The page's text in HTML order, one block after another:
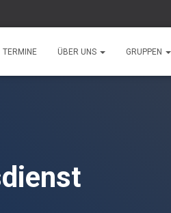
TERMINE ÜBER UNS GRUPPEN